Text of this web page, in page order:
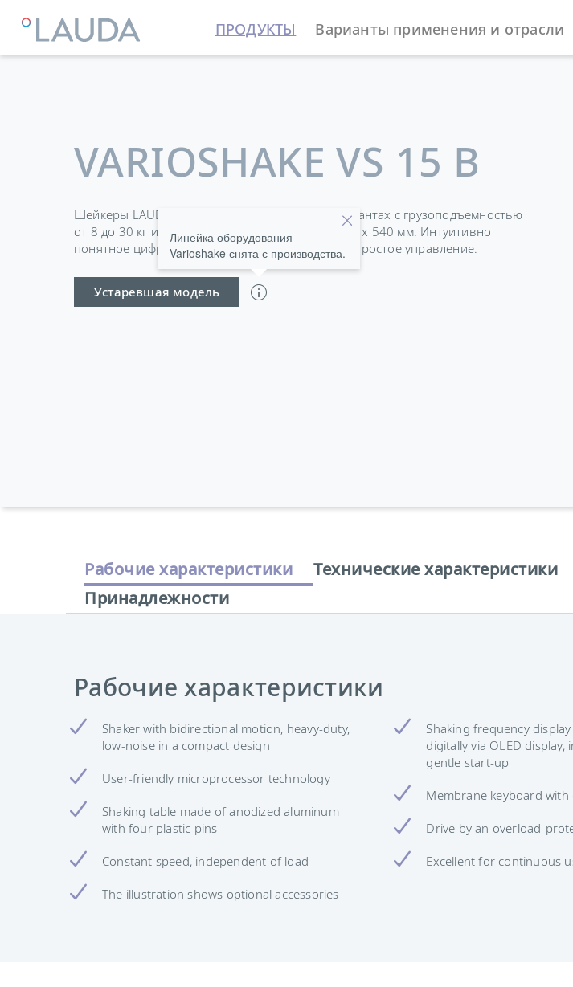
ПРОДУКТЫ Варианты применения и отрасли
VARIOSHAKE VS 15 B
Шейкеры LAUDA Varioshake выпускаются в вариантах с грузоподъемностью
от 8 до 30 кг и рабочими поверхностями до 676 x 540 мм. Интуитивно
понятное цифровое управление обеспечивает простое управление.
Устаревшая модель
Линейка оборудования
Varioshake снята с производства.
Рабочие характеристики Технические характеристики
Принадлежности
Рабочие характеристики
Shaker with bidirectional motion, heavy-duty,
low-noise in a compact design
User-friendly microprocessor technology
Shaking table made of anodized aluminum
with four plastic pins
Constant speed, independent of load
The illustration shows optional accessories
Shaking frequency
digitally via OLED
gentle start-up
Membrane keyboard with
Drive by an overload-
Excellent for continuous